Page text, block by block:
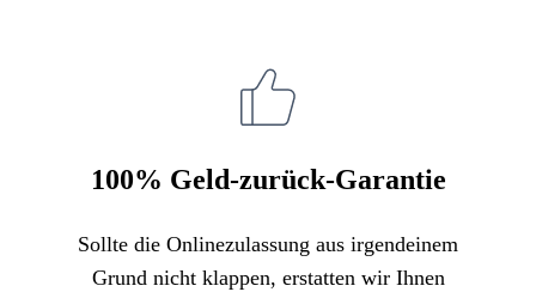
100% Geld-zurück-Garantie
Sollte die Onlinezulassung aus irgendeinem
Grund nicht klappen, erstatten wir Ihnen